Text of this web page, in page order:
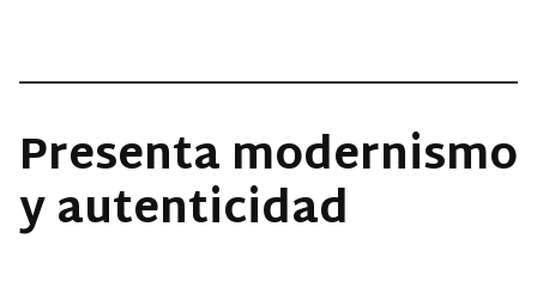
Presenta modernismo
y autenticidad